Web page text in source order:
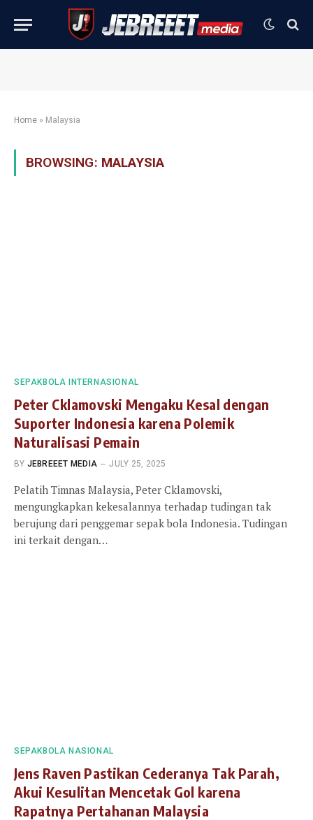
Home » Malaysia
BROWSING: MALAYSIA
SEPAKBOLA INTERNASIONAL
Peter Cklamovski Mengaku Kesal dengan
Suporter Indonesia karena Polemik
Naturalisasi Pemain
BY JEBREEET MEDIA JULY 25, 2025
Pelatih Timnas Malaysia, Peter Cklamovski,
mengungkapkan kekesalannya terhadap tudingan tak
berujung dari penggemar sepak bola Indonesia. Tudingan
ini terkait dengan…
SEPAKBOLA NASIONAL
Jens Raven Pastikan Cederanya Tak Parah,
Akui Kesulitan Mencetak Gol karena
Rapatnya Pertahanan Malaysia